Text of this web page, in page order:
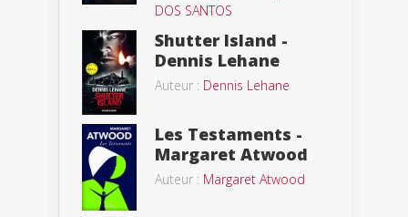
DOS SANTOS
Shutter Island -
Dennis Lehane
Auteur : Dennis Lehane
Les Testaments -
Margaret Atwood
Auteur : Margaret Atwood